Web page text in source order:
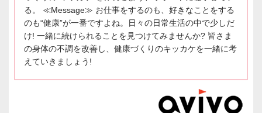
る。 ≪Message≫ お仕事をするのも、好きなことをする
のも“健康”が一番ですよね。日々の日常生活の中で少しだ
け! 一緒に続けられることを見つけてみませんか? 皆さま
の身体の不調を改善し、健康づくりのキッカケを一緒に考
えていきましょう!